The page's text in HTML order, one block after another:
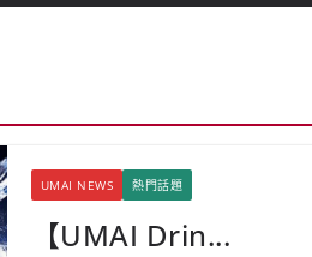
UMAI NEWS 熱門話題
【UMAI Drin...